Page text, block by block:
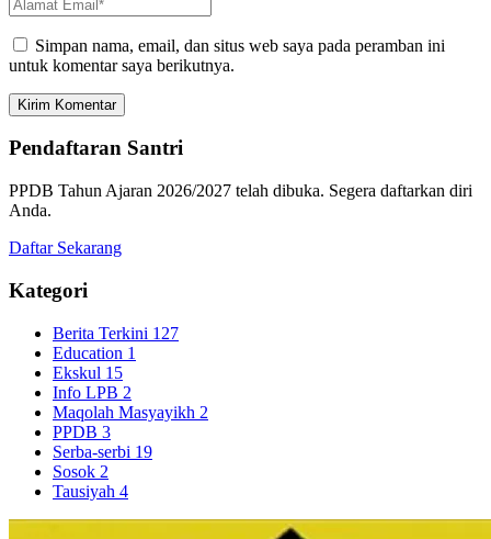
Simpan nama, email, dan situs web saya pada peramban ini
untuk komentar saya berikutnya.
Kirim Komentar
Pendaftaran Santri
PPDB Tahun Ajaran 2026/2027 telah dibuka. Segera daftarkan diri
Anda.
Daftar Sekarang
Kategori
Berita Terkini 127
Education 1
Ekskul 15
Info LPB 2
Maqolah Masyayikh 2
PPDB 3
Serba-serbi 19
Sosok 2
Tausiyah 4